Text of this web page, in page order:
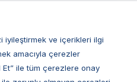
iyileştirmek ve içerikleri ilgi
amacıyla çerezler
Et” ile tüm çerezlere onay